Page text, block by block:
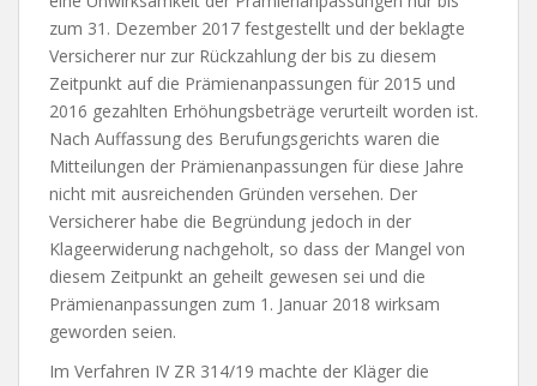
zum 31. Dezember 2017 festgestellt und der beklagte
Versicherer nur zur Rückzahlung der bis zu diesem
Zeitpunkt auf die Prämienanpassungen für 2015 und
2016 gezahlten Erhöhungsbeträge verurteilt worden ist.
Nach Auffassung des Berufungsgerichts waren die
Mitteilungen der Prämienanpassungen für diese Jahre
nicht mit ausreichenden Gründen versehen. Der
Versicherer habe die Begründung jedoch in der
Klageerwiderung nachgeholt, so dass der Mangel von
diesem Zeitpunkt an geheilt gewesen sei und die
Prämienanpassungen zum 1. Januar 2018 wirksam
geworden seien.
Im Verfahren IV ZR 314/19 machte der Kläger die